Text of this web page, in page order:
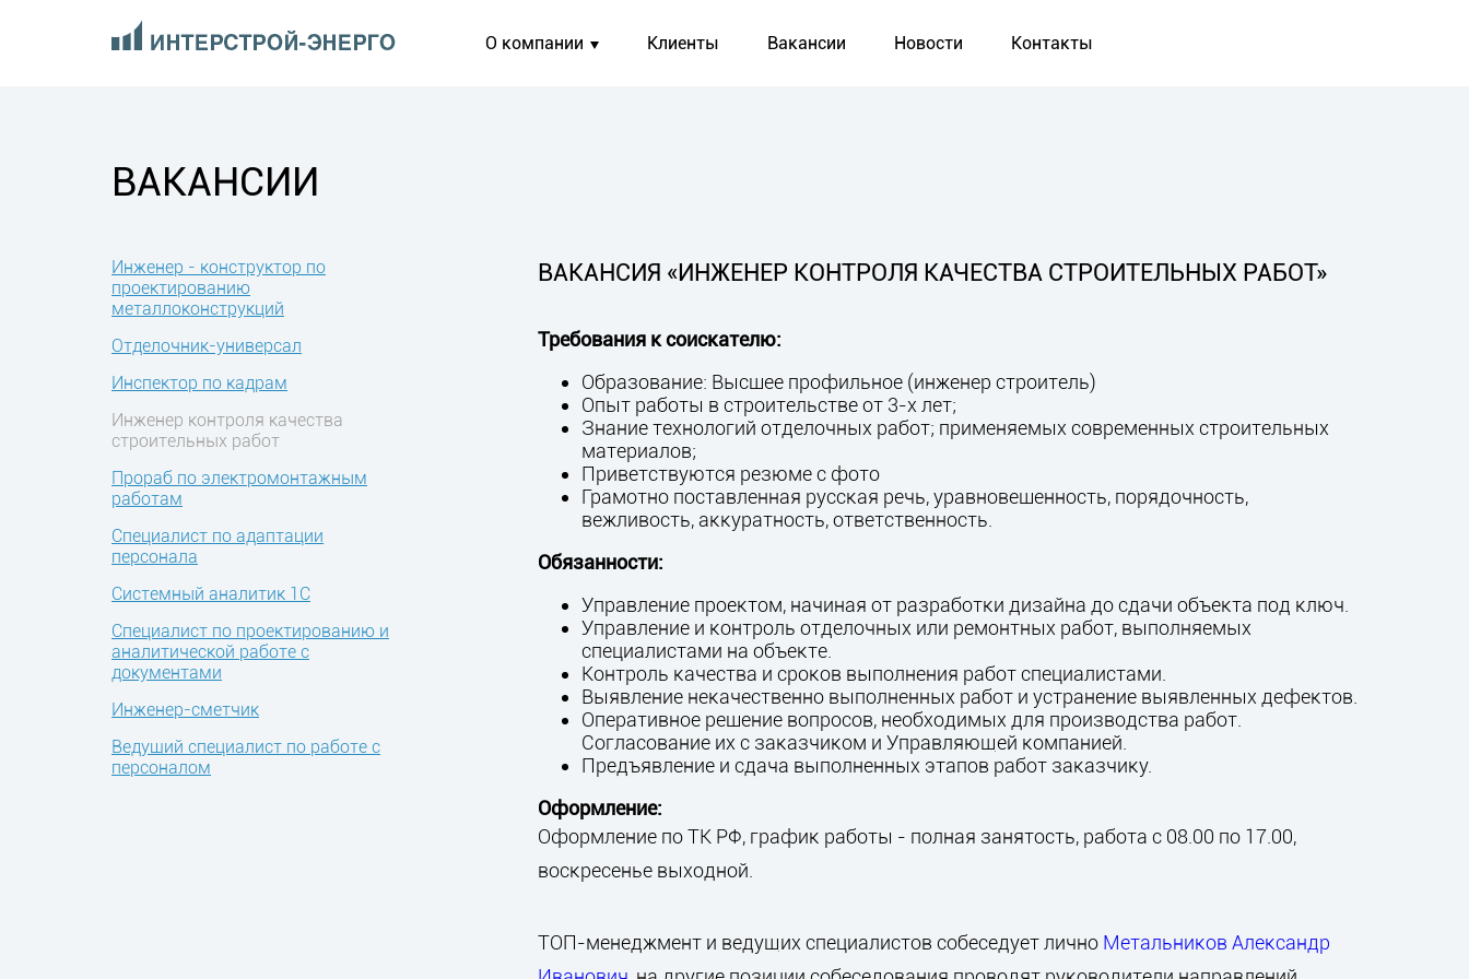
О компании Клиенты Вакансии Новости Контакты
ВАКАНСИИ
Инженер - конструктор по
проектированию
металлоконструкций
Отделочник-универсал
Инспектор по кадрам
Инженер контроля качества
строительных работ
Прораб по электромонтажным
работам
Специалист по адаптации
персонала
Системный аналитик 1С
Специалист по проектированию и
аналитической работе с
документами
Инженер-сметчик
Ведущий специалист по работе с
персоналом
ВАКАНСИЯ «ИНЖЕНЕР КОНТРОЛЯ КАЧЕСТВА СТРОИТЕЛЬНЫХ РАБОТ»
Требования к соискателю:
Образование: Высшее профильное (инженер строитель)
Опыт работы в строительстве от 3-х лет;
Знание технологий отделочных работ; применяемых современных строительных
материалов;
Приветствуются резюме с фото
Грамотно поставленная русская речь, уравновешенность, порядочность,
вежливость, аккуратность, ответственность.
Обязанности:
Управление проектом, начиная от разработки дизайна до сдачи объекта под ключ.
Управление и контроль отделочных или ремонтных работ, выполняемых
специалистами на объекте.
Контроль качества и сроков выполнения работ специалистами.
Выявление некачественно выполненных работ и устранение выявленных дефектов.
Оперативное решение вопросов, необходимых для производства работ.
Согласование их с заказчиком и Управляющей компанией.
Предъявление и сдача выполненных этапов работ заказчику.
Оформление:
Оформление по ТК РФ, график работы - полная занятость, работа с 08.00 по 17.00,
воскресенье выходной.
ТОП-менеджмент и ведущих специалистов собеседует лично Метальников Александр